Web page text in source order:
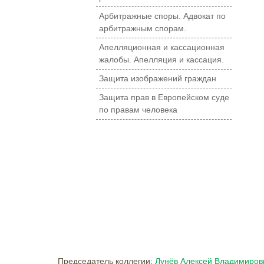
Арбитражные споры. Адвокат по
арбитражным спорам.
Апелляционная и кассационная
жалобы. Апелляция и кассация.
Защита изображений граждан
Защита прав в Европейском суде
по правам человека
Председатель коллегии: Лунёв Алексей